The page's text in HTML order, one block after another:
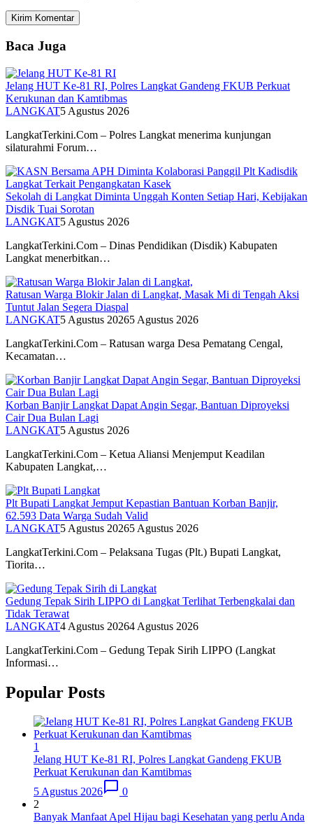
Baca Juga
Jelang HUT Ke-81 RI, Polres Langkat Gandeng FKUB Perkuat
Kerukunan dan Kamtibmas
LANGKAT5 Agustus 2026
LangkatTerkini.Com – Polres Langkat menerima kunjungan
silaturahmi Forum…
Sekolah di Langkat Diminta Unggah Konten Setiap Hari, Kebijakan
Disdik Tuai Sorotan
LANGKAT5 Agustus 2026
LangkatTerkini.Com – Dinas Pendidikan (Disdik) Kabupaten
Langkat menerbitkan…
Ratusan Warga Blokir Jalan di Langkat, Masak Mi di Tengah Aksi
Tuntut Jalan Segera Diaspal
LANGKAT5 Agustus 20265 Agustus 2026
LangkatTerkini.Com – Ratusan warga Desa Pematang Cengal,
Kecamatan…
Korban Banjir Langkat Dapat Angin Segar, Bantuan Diproyeksi
Cair Dua Bulan Lagi
LANGKAT5 Agustus 2026
LangkatTerkini.Com – Ketua Aliansi Menjemput Keadilan
Kabupaten Langkat,…
Plt Bupati Langkat Jemput Kepastian Bantuan Korban Banjir,
62.593 Data Warga Sudah Valid
LANGKAT5 Agustus 20265 Agustus 2026
LangkatTerkini.Com – Pelaksana Tugas (Plt.) Bupati Langkat,
Tiorita…
Gedung Tepak Sirih LIPPO di Langkat Terlihat Terbengkalai dan
Tidak Terawat
LANGKAT4 Agustus 20264 Agustus 2026
LangkatTerkini.Com – Gedung Tepak Sirih LIPPO (Langkat
Informasi…
Popular Posts
1
Jelang HUT Ke-81 RI, Polres Langkat Gandeng FKUB
Perkuat Kerukunan dan Kamtibmas
5 Agustus 2026
0
2
Banyak Manfaat Apel Hijau bagi Kesehatan yang perlu Anda